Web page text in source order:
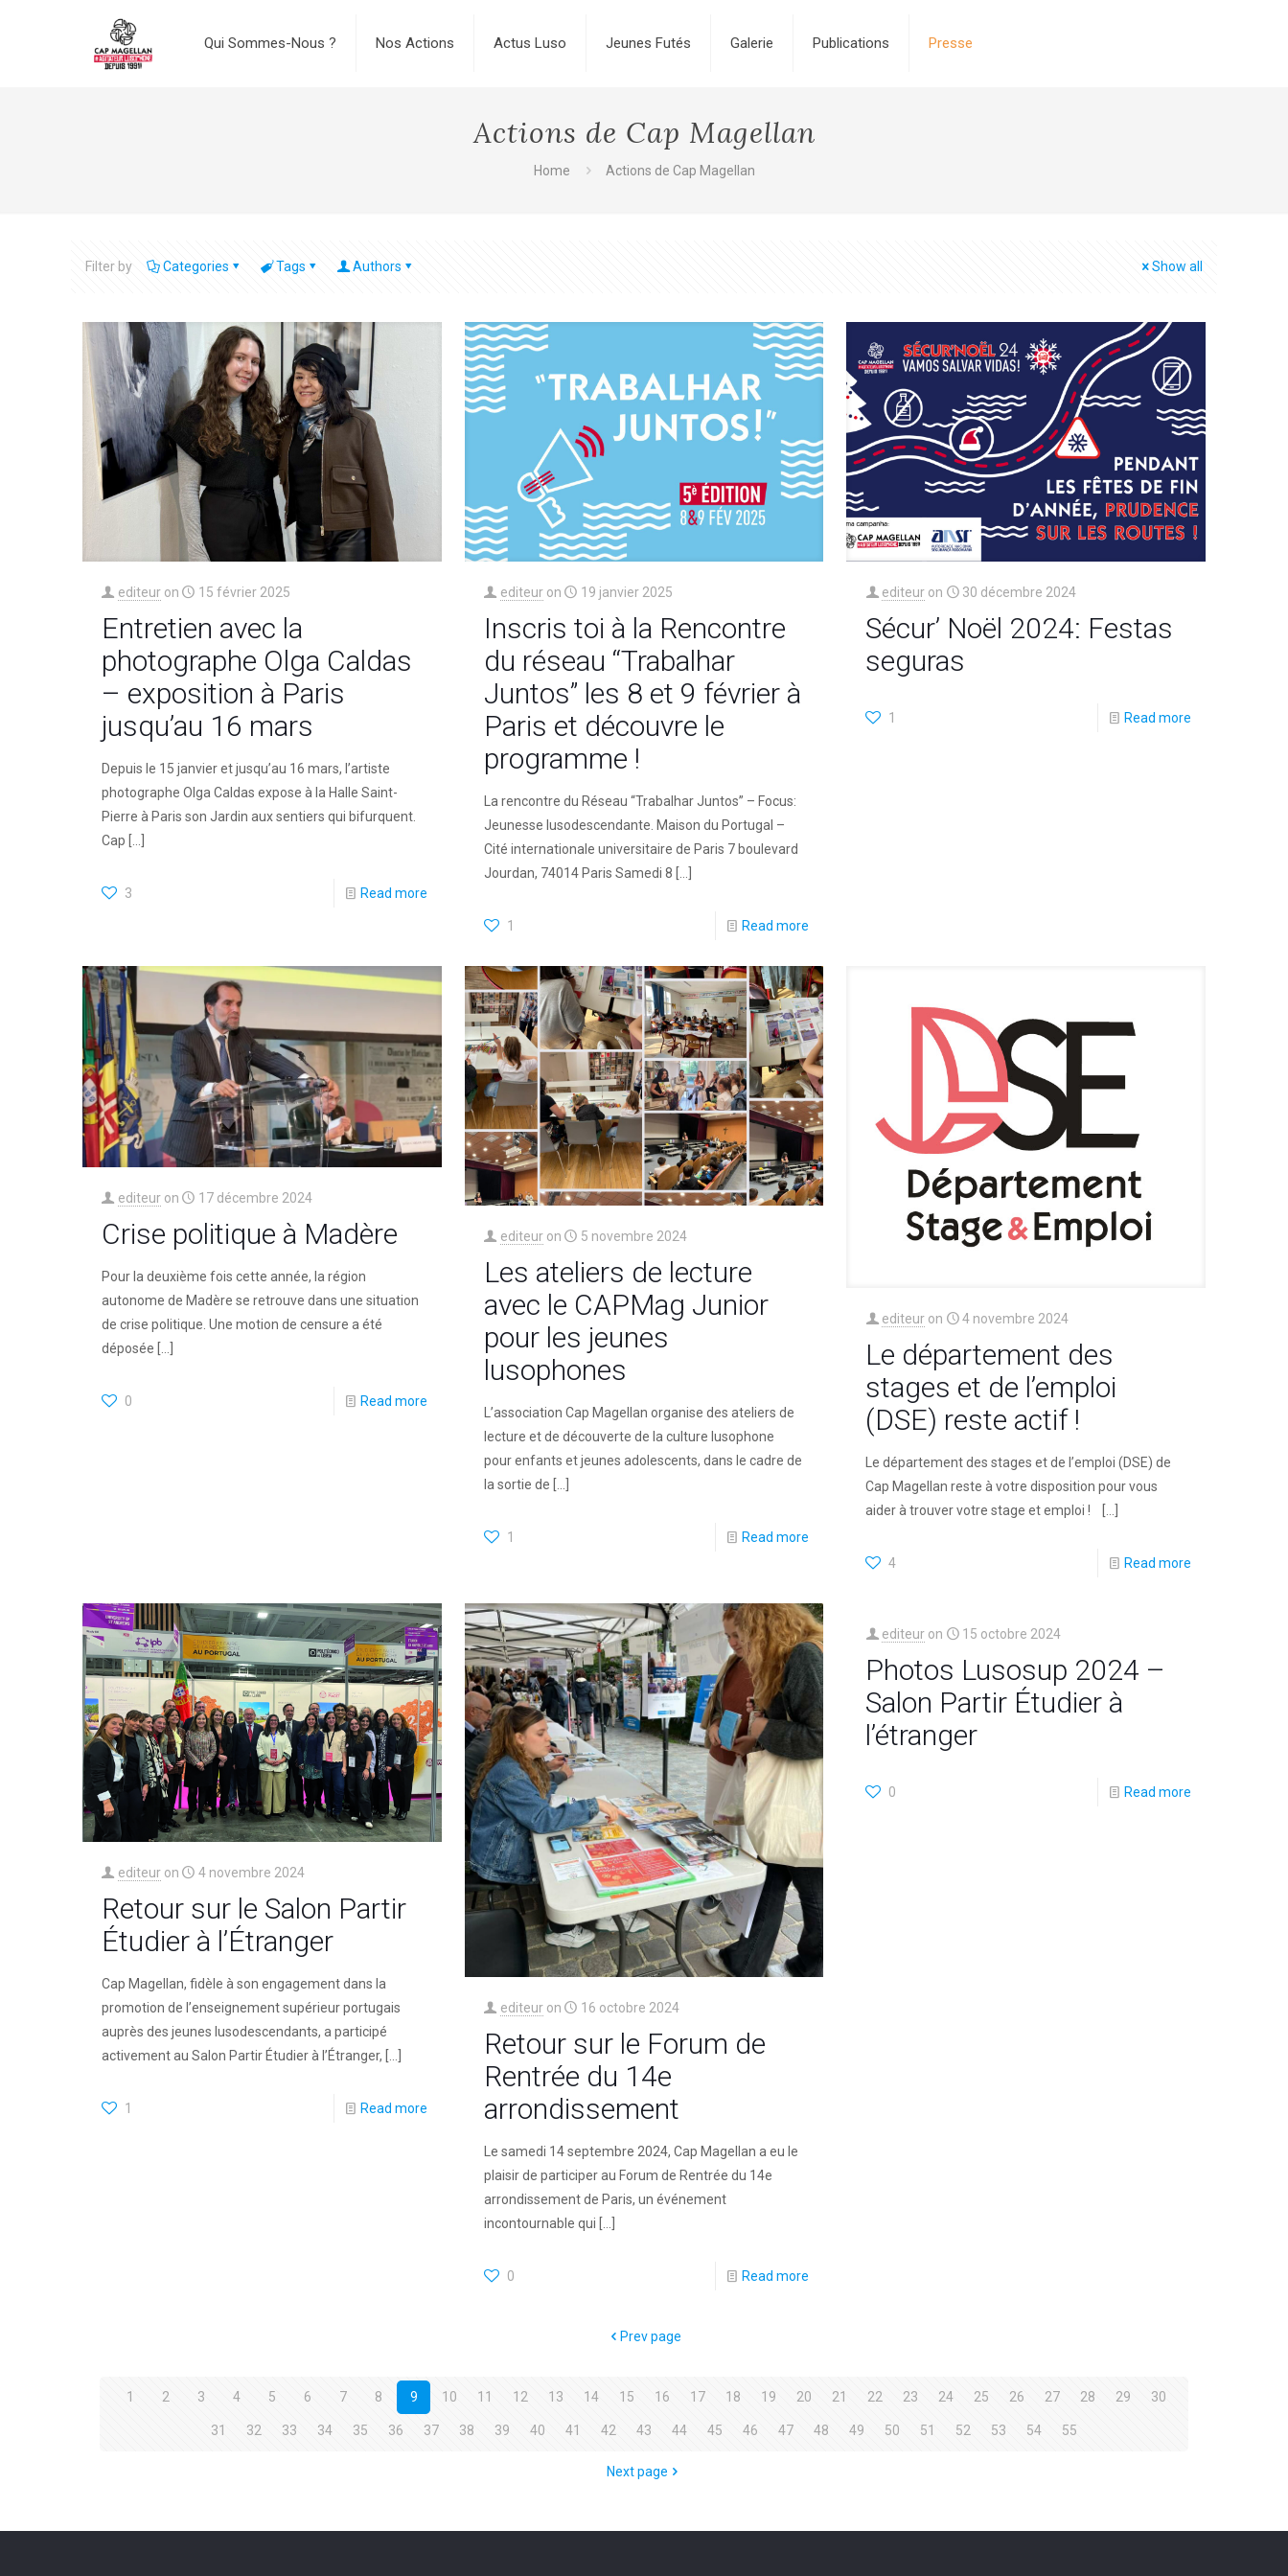
Qui Sommes-Nous ? Nos Actions Actus Luso Jeunes Futés Galerie Publications Presse
Actions de Cap Magellan
Home Actions de Cap Magellan
Filter by Categories Tags Authors Show all
editeur on 15 février 2025
Entretien avec la
photographe Olga Caldas
– exposition à Paris
jusqu’au 16 mars
Depuis le 15 janvier et jusqu’au 16 mars, l’artiste
photographe Olga Caldas expose à la Halle Saint-
Pierre à Paris son Jardin aux sentiers qui bifurquent.
Cap
3 Read more
editeur on 19 janvier 2025
Inscris toi à la Rencontre
du réseau “Trabalhar
Juntos” les 8 et 9 février à
Paris et découvre le
programme !
La rencontre du Réseau “Trabalhar Juntos” – Focus:
Jeunesse lusodescendante. Maison du Portugal –
Cité internationale universitaire de Paris 7 boulevard
Jourdan, 74014 Paris Samedi 8
1 Read more
editeur on 30 décembre 2024
Sécur’ Noël 2024: Festas
seguras
1 Read more
editeur on 17 décembre 2024
Crise politique à Madère
Pour la deuxième fois cette année, la région
autonome de Madère se retrouve dans une situation
de crise politique. Une motion de censure a été
déposée […]
0 Read more
editeur on 5 novembre 2024
Les ateliers de lecture
avec le CAPMag Junior
pour les jeunes
lusophones
L’association Cap Magellan organise des ateliers de
lecture et de découverte de la culture lusophone
pour enfants et jeunes adolescents, dans le cadre de
la sortie de […]
1 Read more
editeur on 4 novembre 2024
Le département des
stages et de l’emploi
(DSE) reste actif !
Le département des stages et de l’emploi (DSE) de
Cap Magellan reste à votre disposition pour vous
aider à trouver votre stage et emploi !
[…]
4 Read more
editeur on 4 novembre 2024
Retour sur le Salon Partir
Étudier à l’Étranger
Cap Magellan, fidèle à son engagement dans la
promotion de l’enseignement supérieur portugais
auprès des jeunes lusodescendants, a participé
activement au Salon Partir Étudier à l’Étranger, […]
1 Read more
editeur on 16 octobre 2024
Retour sur le Forum de
Rentrée du 14e
arrondissement
Le samedi 14 septembre 2024, Cap Magellan a eu le
plaisir de participer au Forum de Rentrée du 14e
arrondissement de Paris, un événement
incontournable qui
0 Read more
editeur on 15 octobre 2024
Photos Lusosup 2024 –
Salon Partir Étudier à
l’étranger
0 Read more
Prev page
1 2 3 4 5 6 7 8 9 10 11 12 13 14 15 16 17 18 19 20 21 22 23 24 25 26 27 28 29 30
31 32 33 34 35 36 37 38 39 40 41 42 43 44 45 46 47 48 49 50 51 52 53 54 55
Next page